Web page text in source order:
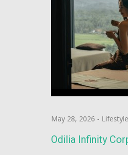
May 28, 2026 - Lifestyle
Odilia Infinity